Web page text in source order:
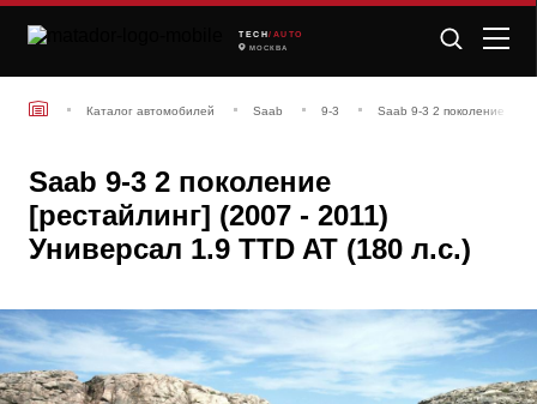
TECH /AUTO
МОСКВА
Каталог автомобилей Saab 9-3 Saab 9-3 2 поколение
Saab 9-3 2 поколение
[рестайлинг] (2007 - 2011)
Универсал 1.9 TTD AT (180 л.с.)